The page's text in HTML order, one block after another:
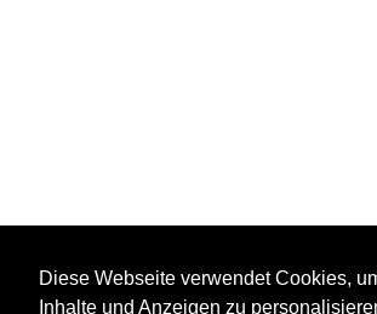
350 Hannover – Kreiensen –
Strecke 6864/7 Blankenburg –
Diese Webseite verwendet Cookies,
Inhalte und Anzeigen zu